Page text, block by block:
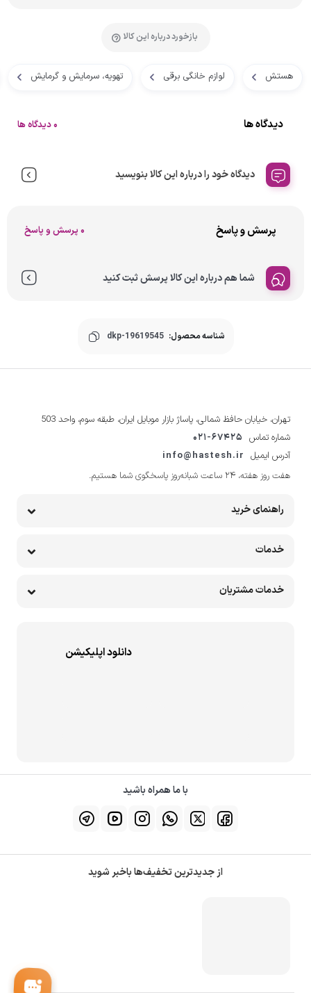
بازخورد درباره این کالا
هستش لوازم خانگی برقی تهویه، سرمایش و گرمایش
دیدگاه ها 0 دیدگاه ها
دیدگاه خود را درباره این کالا بنویسید
پرسش و پاسخ 0 پرسش و پاسخ
شما هم درباره این کالا پرسش ثبت کنید
شناسه محصول: dkp-19619545
تهران، خیابان حافظ شمالی، پاساژ بازار موبایل ایران، طبقه سوم، واحد 503
شماره تماس 021-67425
آدرس ایمیل info@hastesh.ir
هفت روز هفته، ۲۴ ساعت شبانه‌روز پاسخگوی شما هستیم.
راهنمای خرید
خدمات
خدمات مشتریان
دانلود اپلیکیشن
با ما همراه باشید
از جدیدترین تخفیف‌ها باخبر شوید